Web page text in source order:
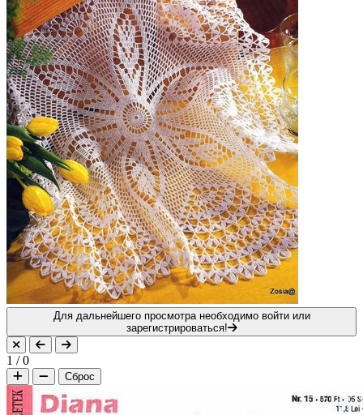
Для дальнейшего просмотра необходимо войти или
зарегистрироваться!
1 /0
Сброс